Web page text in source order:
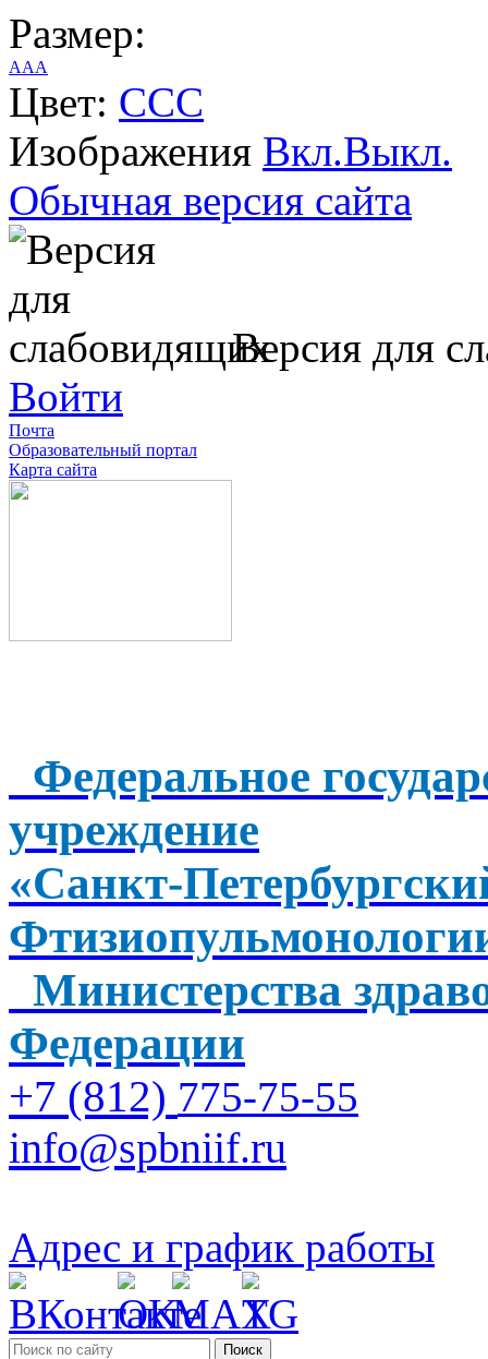
Размер:
AAA
Цвет: CCC
Изображения Вкл.Выкл.
Обычная версия сайта
Версия для
Войти
Почта
Образовательный портал
Карта сайта
Федеральное
учреждение
«Санкт-
Министерства
Федерации
+7 (812) 775-75-55
info@spbniif.ru
Адрес и график работы
Поиск